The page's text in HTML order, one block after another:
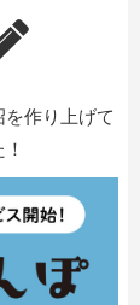
を作り上げて